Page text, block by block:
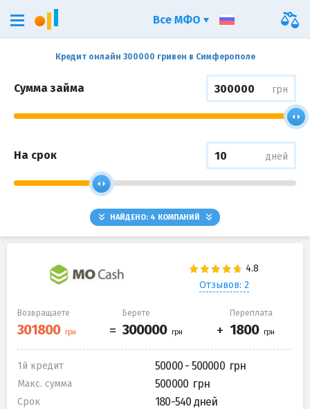
Кредит онлайн 300000 гривен в Симферополе
Сумма займа грн
На срок дней
НАЙДЕНО: 4 КОМПАНИЙ
Отзывов: 2
Возвращаете Берете Переплата
1й кредит 50000 - 500000
Макс. сумма 500000
Срок 180-540 дней
Все МФО